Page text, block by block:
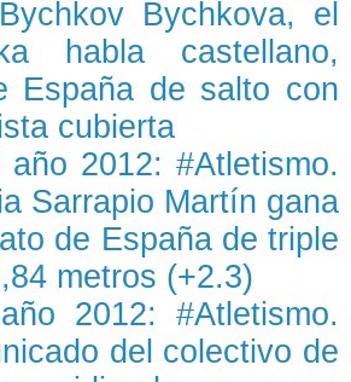
Bychkova, el
habla castellano,
España de salto con
cubierta
año 2012: #Atletismo.
Sarrapio Martín gana
de España de triple
metros (+2.3)
2012: #Atletismo.
del colectivo de